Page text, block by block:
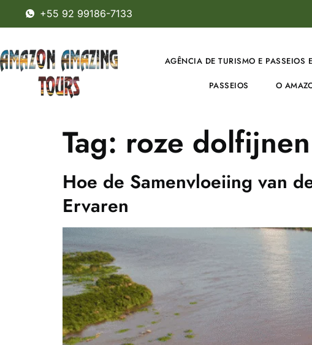
+55 92 99186-7133
AGÊNCIA DE TURISMO E PASSEIOS
PASSEIOS O
Tag: roze dolfijnen
Hoe de Samenvloeiing van
Ervaren